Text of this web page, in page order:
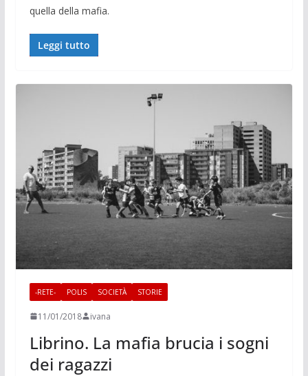
quella della mafia.
Leggi tutto
-RETE- POLIS SOCIETÀ STORIE
11/01/2018 ivana
Librino. La mafia brucia i sogni
dei ragazzi